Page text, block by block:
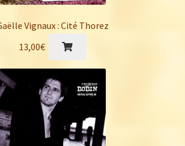
Vignaux : Cité Thorez
13,00€